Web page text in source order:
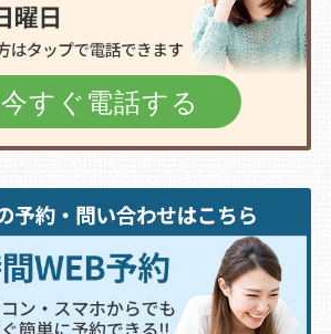
今すぐ電話する